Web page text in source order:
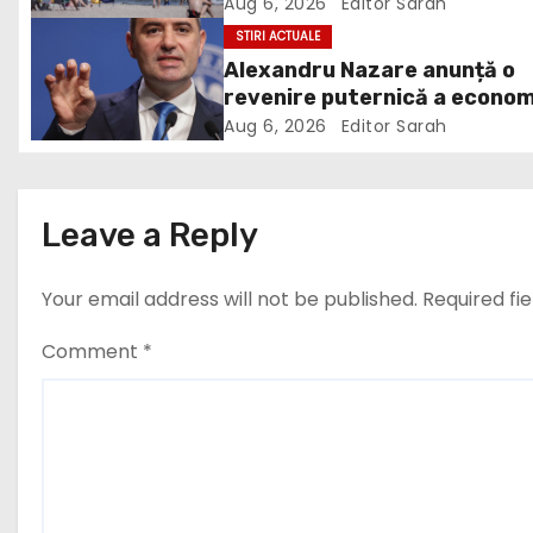
i
g
t
i
o
STIRI ACTUALE
Alexandru Nazare anunță o
revenire puternică a
în 2027: Inflația va scădea,
Aug 6, 2026 Editor Sarah
Leave a Reply
Your email address will not be published. Required
Comment *